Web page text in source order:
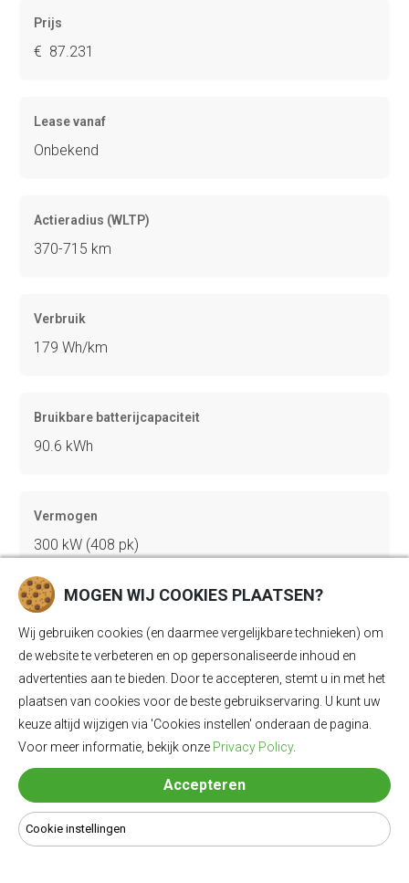
Prijs
€ 87.231
Lease vanaf
Onbekend
Actieradius (WLTP)
370-715 km
Verbruik
179 Wh/km
Bruikbare batterijcapaciteit
90.6 kWh
Vermogen
300 kW (408 pk)
Acceleratie 0-100
4.7 sec
210 km/u
Gewicht
MOGEN WIJ COOKIES PLAATSEN?
Wij gebruiken cookies (en daarmee vergelijkbare technieken) om
de website te verbeteren en op gepersonaliseerde inhoud en
advertenties aan te bieden. Door te accepteren, stemt u in met het
plaatsen van cookies voor de beste gebruikservaring. U kunt uw
keuze altijd wijzigen via 'Cookies instellen' onderaan de pagina.
Voor meer informatie, bekijk onze Privacy Policy.
Accepteren
Cookie instellingen